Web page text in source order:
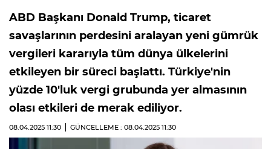
ABD Başkanı Donald Trump, ticaret
savaşlarının perdesini aralayan yeni gümrük
vergileri kararıyla tüm dünya ülkelerini
etkileyen bir süreci başlattı. Türkiye'nin
yüzde 10'luk vergi grubunda yer almasının
olası etkileri de merak ediliyor.
08.04.2025 11:30 GÜNCELLEME : 08.04.2025 11:30